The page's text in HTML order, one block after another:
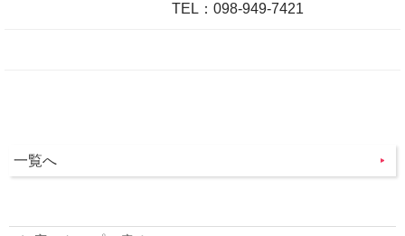
TEL：098-949-7421
一覧へ